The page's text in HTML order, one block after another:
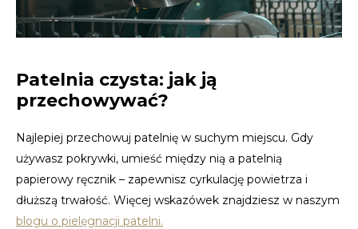
Patelnia czysta: jak ją
przechowywać?
Najlepiej przechowuj patelnię w suchym miejscu. Gdy
używasz pokrywki, umieść między nią a patelnią
papierowy ręcznik – zapewnisz cyrkulację powietrza i
dłuższą trwałość. Więcej wskazówek znajdziesz w naszym
blogu o pielęgnacji patelni.